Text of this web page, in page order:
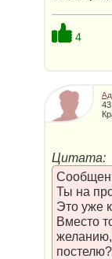
4
Цитата:
Ты на
Это уже
Вместо
желанию,